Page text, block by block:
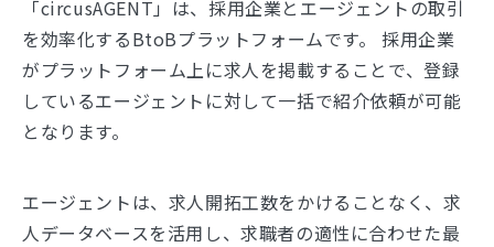
「circusAGENT」は、採用企業とエージェントの取引
を効率化するBtoBプラットフォームです。 採用企業
がプラットフォーム上に求人を掲載することで、登録
しているエージェントに対して一括で紹介依頼が可能
となります。
エージェントは、求人開拓工数をかけることなく、求
人データベースを活用し、求職者の適性に合わせた最